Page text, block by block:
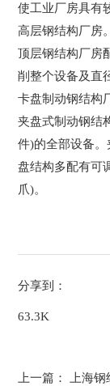
使工业厂房具有
高层钢结构厂房。
顶层钢结构厂房
削整个设备及直
卡盘制动钢结构
夹盘式制动钢结
件)的全部设备
盘结构多配有可
爪)。
分享到：
63.3K
上一篇： 上海钢